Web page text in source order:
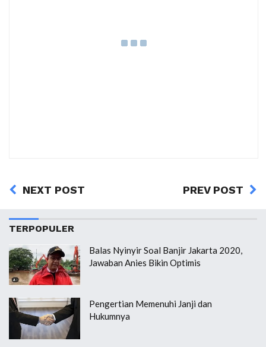
NEXT POST PREV POST
TERPOPULER
Balas Nyinyir Soal Banjir Jakarta 2020,
Jawaban Anies Bikin Optimis
Pengertian Memenuhi Janji dan
Hukumnya